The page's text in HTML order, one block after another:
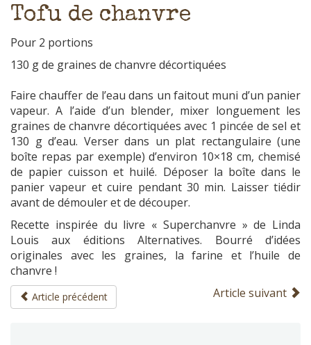
Tofu de chanvre
Pour 2 portions
130 g de graines de chanvre décortiquées
Faire chauffer de l’eau dans un faitout muni d’un panier
vapeur. A l’aide d’un blender, mixer longuement les
graines de chanvre décortiquées avec 1 pincée de sel et
130 g d’eau. Verser dans un plat rectangulaire (une
boîte repas par exemple) d’environ 10×18 cm, chemisé
de papier cuisson et huilé. Déposer la boîte dans le
panier vapeur et cuire pendant 30 min. Laisser tiédir
avant de démouler et de découper.
Recette inspirée du livre « Superchanvre » de Linda
Louis aux éditions Alternatives. Bourré d’idées
originales avec les graines, la farine et l’huile de
chanvre !
Article précédent Article suivant